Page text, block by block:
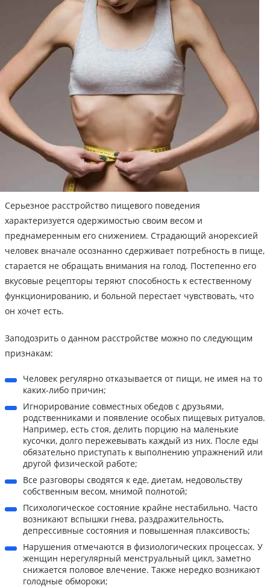
Серьезное расстройство пищевого поведения
характеризуется одержимостью своим весом и
преднамеренным его снижением. Страдающий анорексией
человек вначале осознанно сдерживает потребность в пище,
старается не обращать внимания на голод. Постепенно его
вкусовые рецепторы теряют способность к естественному
функционированию, и больной перестает чувствовать, что
он хочет есть.
Заподозрить о данном расстройстве можно по следующим
признакам:
Человек регулярно отказывается от пищи, не имея на то
каких-либо причин;
Игнорирование совместных обедов с друзьями,
родственниками и появление особых пищевых ритуалов.
Например, есть стоя, делить порцию на маленькие
кусочки, долго пережевывать каждый из них. После еды
обязательно приступать к выполнению упражнений или
другой физической работе;
Все разговоры сводятся к еде, диетам, недовольству
собственным весом, мнимой полнотой;
Психологическое состояние крайне нестабильно. Часто
возникают вспышки гнева, раздражительность,
депрессивные состояния и повышенная плаксивость;
Нарушения отмечаются в физиологических процессах. У
женщин нерегулярный менструальный цикл, заметно
снижается половое влечение. Также нередко возникают
голодные обмороки;